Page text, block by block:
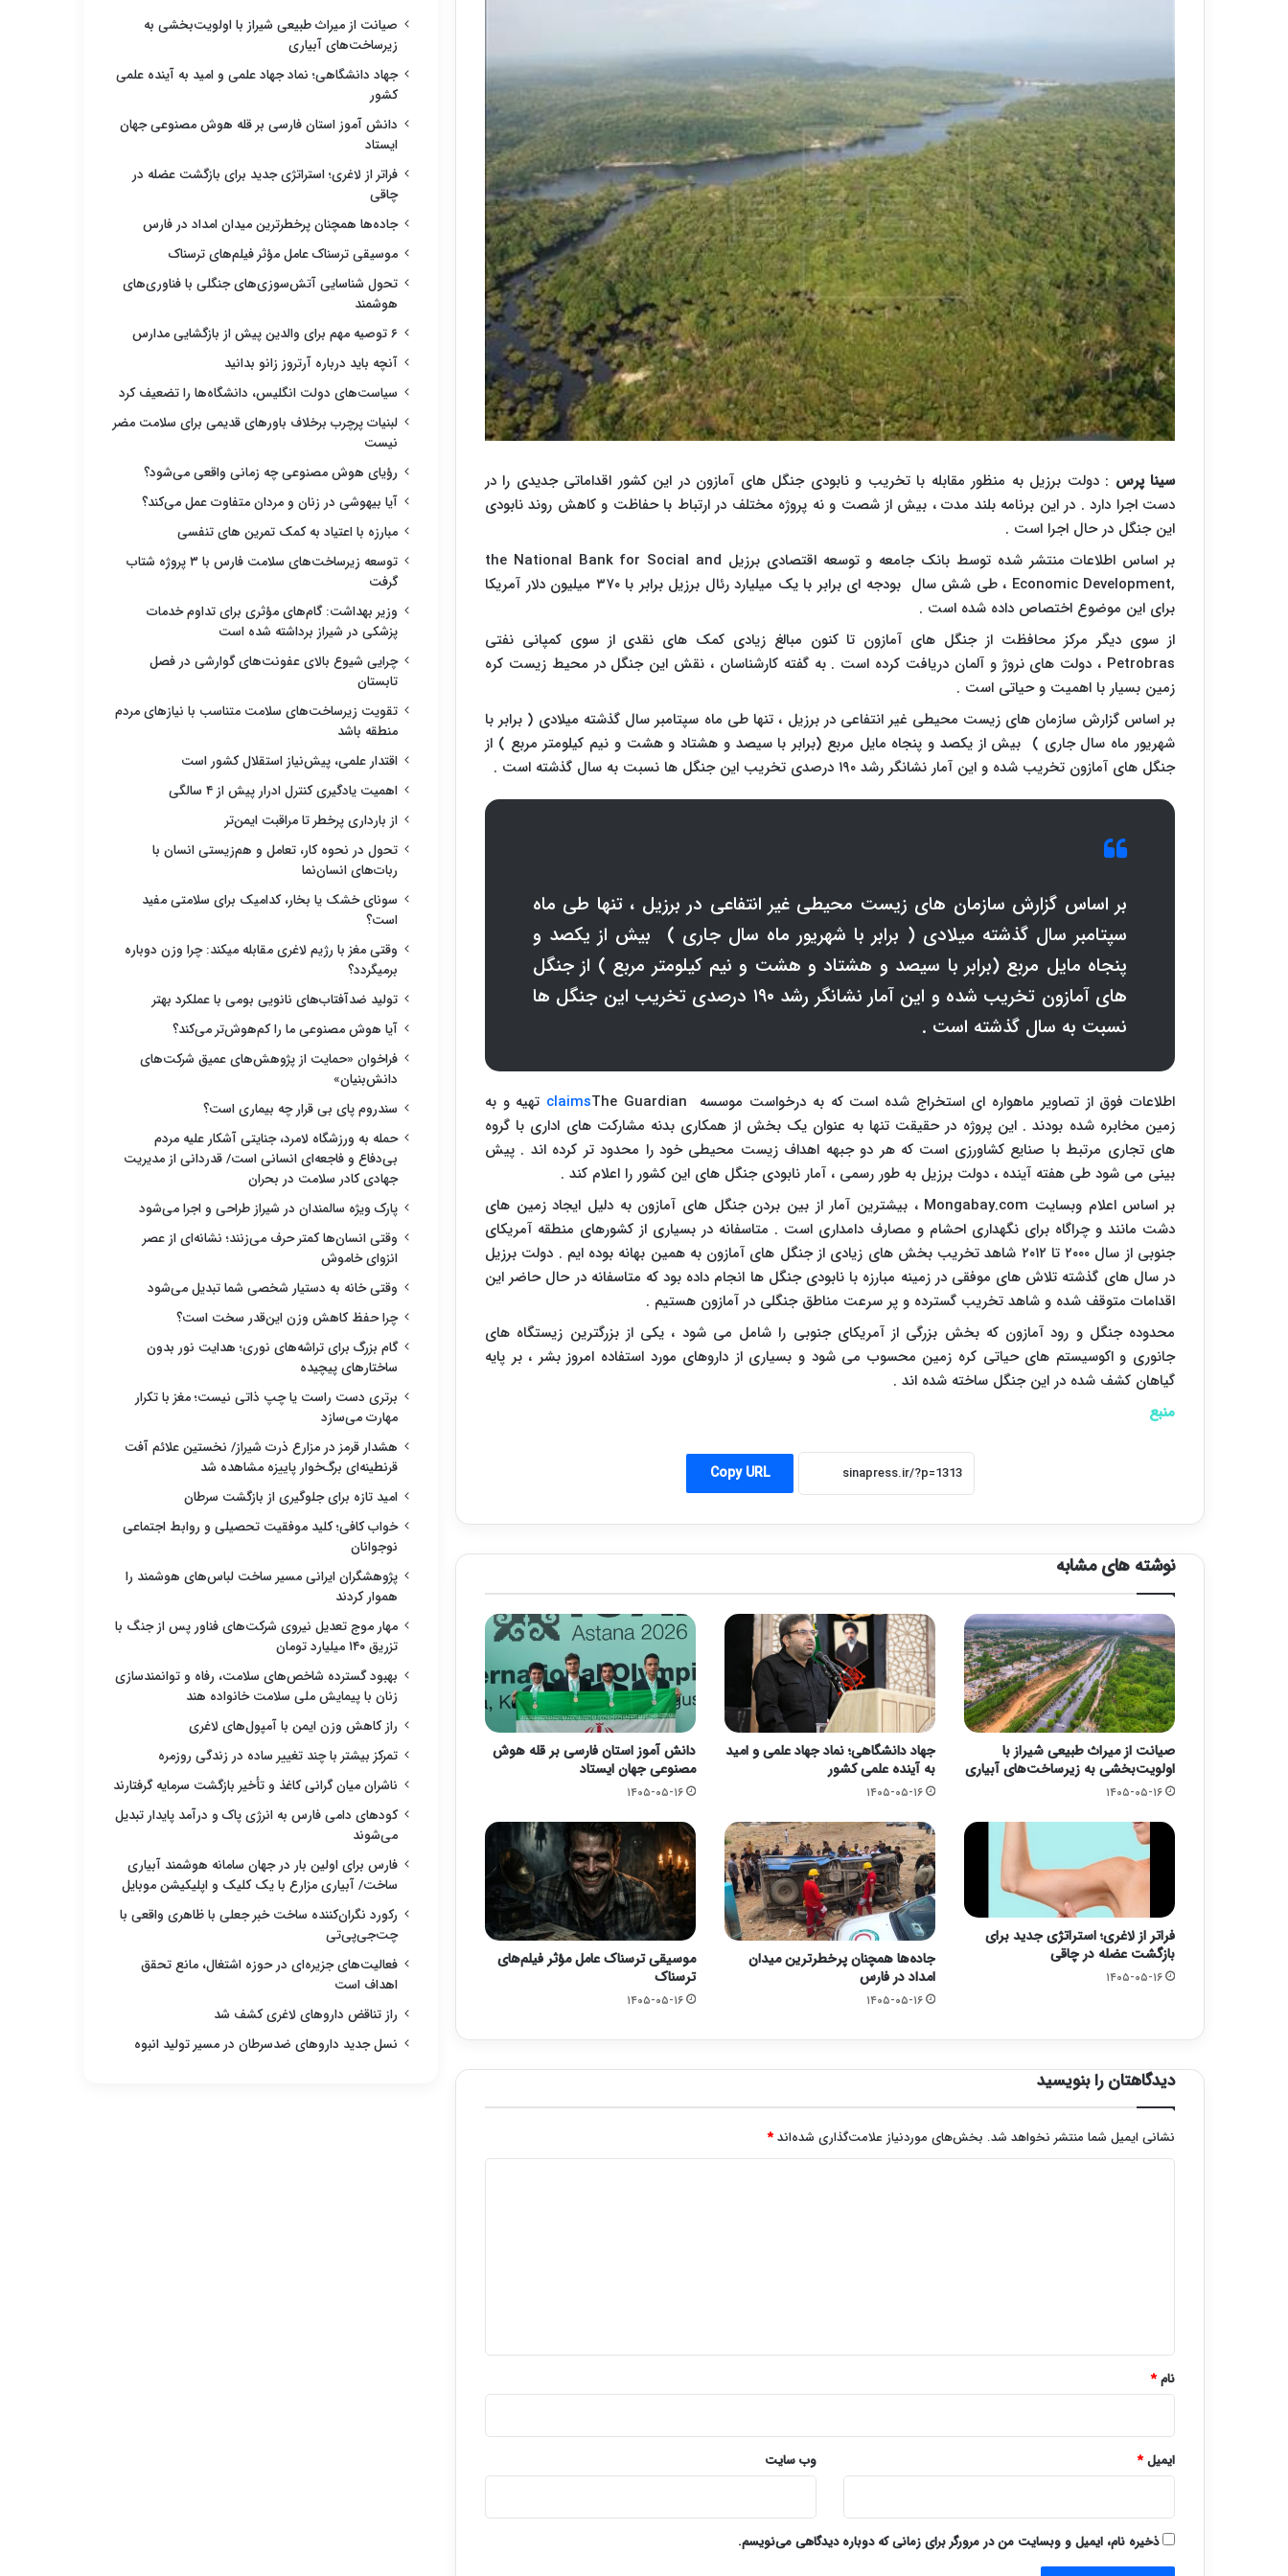
سینا پرس : دولت برزیل به منظور مقابله با تخریب و نابودی جنگل های آمازون در این کشور اقداماتی جدیدی را در
دست اجرا دارد . در این برنامه بلند مدت ، بیش از شصت و نه پروژه مختلف در ارتباط با حفاظت و کاهش روند نابودی
این جنگل در حال اجرا است .
بر اساس اطلاعات منتشر شده توسط بانک جامعه و توسعه اقتصادی برزیل the National Bank for Social and
Economic Development,
، طی شش سال بودجه ای برابر با یک میلیارد رئال برزیل برابر با ۳۷۰ میلیون دلار آمریکا
برای این موضوع اختصاص داده شده است .
از سوی دیگر مرکز محافظت از جنگل های آمازون تا کنون مبالغ زیادی کمک های نقدی از سوی کمپانی نفتی
Petrobras ، دولت های نروژ و آلمان دریافت کرده است . به گفته کارشناسان ، نقش این جنگل در محیط زیست کره
زمین بسیار با اهمیت و حیاتی است .
بر اساس گزارش سازمان های زیست محیطی غیر انتفاعی در برزیل ، تنها طی ماه سپتامبر سال گذشته میلادی ( برابر با
شهریور ماه سال جاری ) بیش از یکصد و پنجاه مایل مربع (برابر با سیصد و هشتاد و هشت و نیم کیلومتر مربع ) از
جنگل های آمازون تخریب شده و این آمار نشانگر رشد ۱۹۰ درصدی تخریب این جنگل ها نسبت به سال گذشته است .
بر اساس گزارش سازمان های زیست محیطی غیر انتفاعی در برزیل ، تنها طی ماه
سپتامبر سال گذشته میلادی ( برابر با شهریور ماه سال جاری ) بیش از یکصد و
پنجاه مایل مربع (برابر با سیصد و هشتاد و هشت و نیم کیلومتر مربع ) از جنگل
های آمازون تخریب شده و این آمار نشانگر رشد ۱۹۰ درصدی تخریب این جنگل ها
نسبت به سال گذشته است .
اطلاعات فوق از تصاویر ماهواره ای استخراج شده است که به درخواست موسسه The Guardian
claims تهیه و به
زمین مخابره شده بودند . این پروژه در حقیقت تنها به عنوان یک بخش از همکاری بدنه مشارکت های اداری با گروه
های تجاری مرتبط با صنایع کشاورزی است که هر دو جبهه اهداف زیست محیطی خود را محدود تر کرده اند . پیش
بینی می شود طی هفته آینده ، دولت برزیل به طور رسمی ، آمار نابودی جنگل های این کشور را اعلام کند .
بر اساس اعلام وبسایت Mongabay.com ، بیشترین آمار از بین بردن جنگل های آمازون به دلیل ایجاد زمین های
دشت مانند و چراگاه برای نگهداری احشام و مصارف دامداری است . متاسفانه در بسیاری از کشورهای منطقه آمریکای
جنوبی از سال ۲۰۰۰ تا ۲۰۱۲ شاهد تخریب بخش های زیادی از جنگل های آمازون به همین بهانه بوده ایم . دولت برزیل
در سال های گذشته تلاش های موفقی در زمینه مبارزه با نابودی جنگل ها انجام داده بود که متاسفانه در حال حاضر این
اقدامات متوقف شده و شاهد تخریب گسترده و پر سرعت مناطق جنگلی در آمازون هستیم .
محدوده جنگل و رود آمازون که بخش بزرگی از آمریکای جنوبی را شامل می شود ، یکی از بزرگترین زیستگاه های
جانوری و اکوسیستم های حیاتی کره زمین محسوب می شود و بسیاری از داروهای مورد استفاده امروز بشر ، بر پایه
گیاهان کشف شده در این جنگل ساخته شده اند .
منبع
Copy URL
نوشته های مشابه
صیانت از میراث طبیعی شیراز با
اولویت‌بخشی به زیرساخت‌های آبیاری
۱۴۰۵-۰۵-۱۶
جهاد دانشگاهی؛ نماد جهاد علمی و امید
به آینده علمی کشور
۱۴۰۵-۰۵-۱۶
دانش آموز استان فارسی بر قله هوش
مصنوعی جهان ایستاد
۱۴۰۵-۰۵-۱۶
فراتر از لاغری؛ استراتژی جدید برای
بازگشت عضله در چاقی
۱۴۰۵-۰۵-۱۶
جاده‌ها همچنان پرخطرترین میدان
امداد در فارس
۱۴۰۵-۰۵-۱۶
موسیقی ترسناک عامل مؤثر فیلم‌های
ترسناک
۱۴۰۵-۰۵-۱۶
دیدگاهتان را بنویسید
نشانی ایمیل شما منتشر نخواهد شد. بخش‌های موردنیاز علامت‌گذاری شده‌اند*
نام*
ایمیل* وب‌ سایت
ذخیره نام، ایمیل و وبسایت من در مرورگر برای زمانی که دوباره دیدگاهی می‌نویسم.
صیانت از میراث طبیعی شیراز با اولویت‌بخشی به
زیرساخت‌های آبیاری
جهاد دانشگاهی؛ نماد جهاد علمی و امید به آینده علمی
کشور
دانش آموز استان فارسی بر قله هوش مصنوعی جهان
ایستاد
فراتر از لاغری؛ استراتژی جدید برای بازگشت عضله در
چاقی
جاده‌ها همچنان پرخطرترین میدان امداد در فارس
موسیقی ترسناک عامل مؤثر فیلم‌های ترسناک
تحول شناسایی آتش‌سوزی‌های جنگلی با فناوری‌های
هوشمند
۶ توصیه مهم برای والدین پیش از بازگشایی مدارس
آنچه باید درباره آرتروز زانو بدانید
سیاست‌های دولت انگلیس، دانشگاه‌ها را تضعیف کرد
لبنیات پرچرب برخلاف باورهای قدیمی برای سلامت مضر
نیست
رؤیای هوش مصنوعی چه زمانی واقعی می‌شود؟
آیا بیهوشی در زنان و مردان متفاوت عمل می‌کند؟
مبارزه با اعتیاد به کمک تمرین های تنفسی
توسعه زیرساخت‌های سلامت فارس با ۳ پروژه شتاب
گرفت
وزیر بهداشت: گام‌های مؤثری برای تداوم خدمات
پزشکی در شیراز برداشته شده است
چرایی شیوع بالای عفونت‌های گوارشی در فصل
تابستان
تقویت زیرساخت‌های سلامت متناسب با نیازهای مردم
منطقه باشد
اقتدار علمی، پیش‌نیاز استقلال کشور است
اهمیت یادگیری کنترل ادرار پیش از ۴ سالگی
از بارداری پرخطر تا مراقبت ایمن‌تر
تحول در نحوه کار، تعامل و هم‌زیستی انسان با
ربات‌های انسان‌نما
سونای خشک یا بخار، کدامیک برای سلامتی مفید
است؟
وقتی مغز با رژیم لاغری مقابله میکند: چرا وزن دوباره
برمیگردد؟
تولید ضدآفتاب‌های نانویی بومی با عملکرد بهتر
آیا هوش مصنوعی ما را کم‌هوش‌تر می‌کند؟
فراخوان «حمایت از پژوهش‌های عمیق شرکت‌های
دانش‌بنیان»
سندروم پای بی قرار چه بیماری است؟
حمله به ورزشگاه لامرد، جنایتی آشکار علیه مردم
بی‌دفاع و فاجعه‌ای انسانی است/ قدردانی از مدیریت
جهادی کادر سلامت در بحران
پارک ویژه سالمندان در شیراز طراحی و اجرا می‌شود
وقتی انسان‌ها کمتر حرف می‌زنند؛ نشانه‌ای از عصر
انزوای خاموش
وقتی خانه به دستیار شخصی شما تبدیل می‌شود
چرا حفظ کاهش وزن این‌قدر سخت است؟
گام بزرگ برای تراشه‌های نوری؛ هدایت نور بدون
ساختارهای پیچیده
برتری دست راست یا چپ ذاتی نیست؛ مغز با تکرار
مهارت می‌سازد
هشدار قرمز در مزارع ذرت شیراز/ نخستین علائم آفت
قرنطینه‌ای برگ‌خوار پاییزه مشاهده شد
امید تازه برای جلوگیری از بازگشت سرطان
خواب کافی؛ کلید موفقیت تحصیلی و روابط اجتماعی
نوجوانان
پژوهشگران ایرانی مسیر ساخت لباس‌های هوشمند را
هموار کردند
مهار موج تعدیل نیروی شرکت‌های فناور پس از جنگ با
تزریق ۱۴۰ میلیارد تومان
بهبود گسترده شاخص‌های سلامت، رفاه و توانمندسازی
زنان با پیمایش ملی سلامت خانواده هند
راز کاهش وزن ایمن با آمپول‌های لاغری
تمرکز بیشتر با چند تغییر ساده در زندگی روزمره
ناشران میان گرانی کاغذ و تأخیر بازگشت سرمایه گرفتارند
کودهای دامی فارس به انرژی پاک و درآمد پایدار تبدیل
می‌شوند
فارس برای اولین بار در جهان سامانه هوشمند آبیاری
ساخت/ آبیاری مزارع با یک کلیک و اپلیکیشن موبایل
رکورد نگران‌کننده ساخت خبر جعلی با ظاهری واقعی با
چت‌جی‌پی‌تی
فعالیت‌های جزیره‌ای در حوزه اشتغال، مانع تحقق
اهداف است
راز تناقض داروهای لاغری کشف شد
نسل جدید داروهای ضدسرطان در مسیر تولید انبوه